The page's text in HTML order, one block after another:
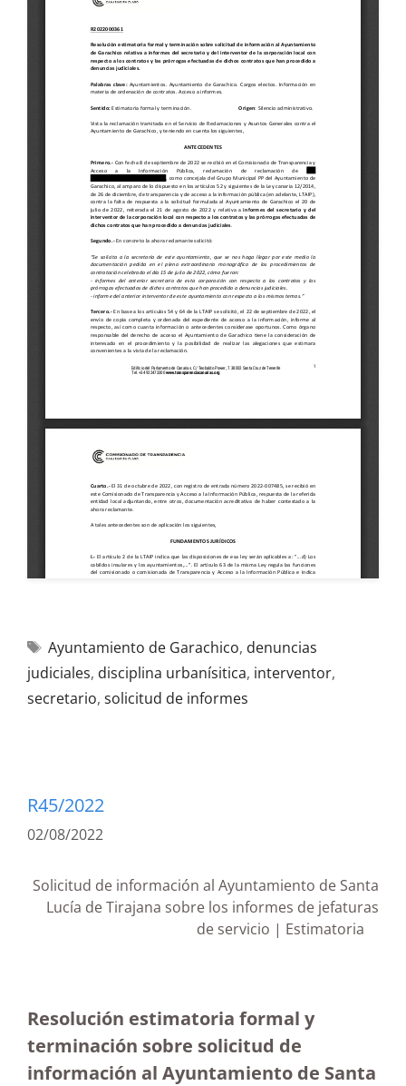
Ayuntamiento de Garachico, denuncias
judiciales, disciplina urbanísitica, interventor,
secretario, solicitud de informes
R45/2022
02/08/2022
Solicitud de información al Ayuntamiento de Santa
Lucía de Tirajana sobre los informes de jefaturas
de servicio | Estimatoria
Resolución estimatoria formal y
terminación sobre solicitud de
información al Ayuntamiento de Santa